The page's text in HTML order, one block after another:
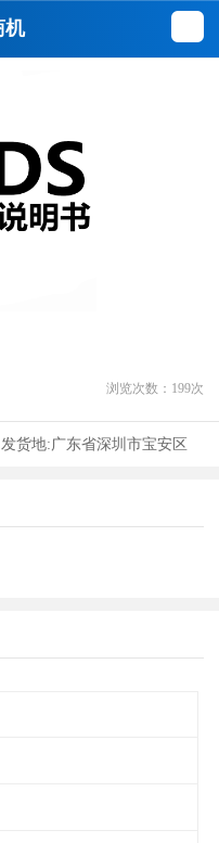
机
浏览次数： 199次
发货地:广东省深圳市宝安区